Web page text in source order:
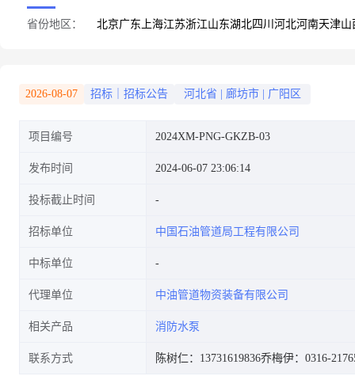
省份地区： 北京广东 上海江苏浙江山东湖北四川 河北河南天津山
2026-08-07 招标｜招标公告 河北省 廊坊市 广阳区
项目编号 2024XM-PNG-GKZB-03
发布时间 2024-06-07 23:06:14
投标截止时间
招标单位 中国石油管道局工程有限公司
中标单位
代理单位 中油管道物资装备有限公司
相关产品 消防水泵
联系方式 陈树仁：13731619836乔梅伊：0316-